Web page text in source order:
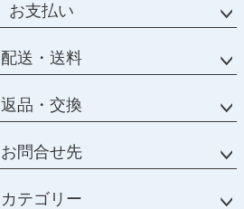
お支払い
配送・送料
返品・交換
お問合せ先
カテゴリー